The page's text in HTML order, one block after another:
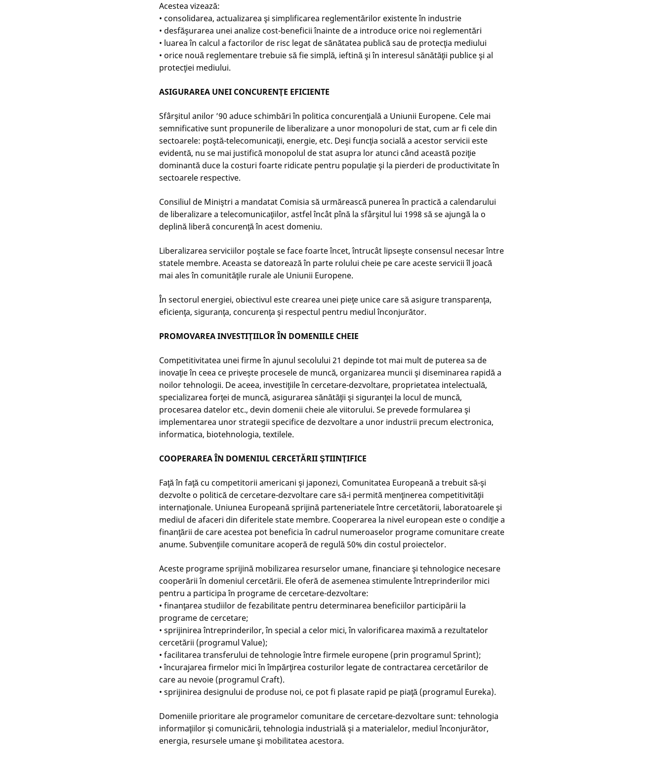
Acestea vizează:
• consolidarea, actualizarea şi simplificarea reglementărilor existente în industrie
• desfăşurarea unei analize cost-beneficii înainte de a introduce orice noi reglementări
• luarea în calcul a factorilor de risc legat de sănătatea publică sau de protecţia mediului
• orice nouă reglementare trebuie să fie simplă, ieftină şi în interesul sănătăţii publice şi al
protecţiei mediului.
ASIGURAREA UNEI CONCURENŢE EFICIENTE
Sfârşitul anilor ’90 aduce schimbări în politica concurenţială a Uniunii Europene. Cele mai
semnificative sunt propunerile de liberalizare a unor monopoluri de stat, cum ar fi cele din
sectoarele: poştă-telecomunicaţii, energie, etc. Deşi funcţia socială a acestor servicii este
evidentă, nu se mai justifică monopolul de stat asupra lor atunci când această poziţie
dominantă duce la costuri foarte ridicate pentru populaţie şi la pierderi de productivitate în
sectoarele respective.
Consiliul de Miniştri a mandatat Comisia să urmărească punerea în practică a calendarului
de liberalizare a telecomunicaţiilor, astfel încât pînă la sfârşitul lui 1998 să se ajungă la o
deplină liberă concurenţă în acest domeniu.
Liberalizarea serviciilor poştale se face foarte încet, întrucât lipseşte consensul necesar între
statele membre. Aceasta se datorează în parte rolului cheie pe care aceste servicii îl joacă
mai ales în comunităţile rurale ale Uniunii Europene.
În sectorul energiei, obiectivul este crearea unei pieţe unice care să asigure transparenţa,
eficienţa, siguranţa, concurenţa şi respectul pentru mediul înconjurător.
PROMOVAREA INVESTIŢIILOR ÎN DOMENIILE CHEIE
Competitivitatea unei firme în ajunul secolului 21 depinde tot mai mult de puterea sa de
inovaţie în ceea ce priveşte procesele de muncă, organizarea muncii şi diseminarea rapidă a
noilor tehnologii. De aceea, investiţiile în cercetare-dezvoltare, proprietatea intelectuală,
specializarea forţei de muncă, asigurarea sănătăţii şi siguranţei la locul de muncă,
procesarea datelor etc., devin domenii cheie ale viitorului. Se prevede formularea şi
implementarea unor strategii specifice de dezvoltare a unor industrii precum electronica,
informatica, biotehnologia, textilele.
COOPERAREA ÎN DOMENIUL CERCETĂRII ŞTIINŢIFICE
Faţă în faţă cu competitorii americani şi japonezi, Comunitatea Europeană a trebuit să-şi
dezvolte o politică de cercetare-dezvoltare care să-i permită menţinerea competitivităţii
internaţionale. Uniunea Europeană sprijină parteneriatele între cercetătorii, laboratoarele şi
mediul de afaceri din diferitele state membre. Cooperarea la nivel european este o condiţie a
finanţării de care acestea pot beneficia în cadrul numeroaselor programe comunitare create
anume. Subvenţiile comunitare acoperă de regulă 50% din costul proiectelor.
Aceste programe sprijină mobilizarea resurselor umane, financiare şi tehnologice necesare
cooperării în domeniul cercetării. Ele oferă de asemenea stimulente întreprinderilor mici
pentru a participa în programe de cercetare-dezvoltare:
• finanţarea studiilor de fezabilitate pentru determinarea beneficiilor participării la
programe de cercetare;
• sprijinirea întreprinderilor, în special a celor mici, în valorificarea maximă a rezultatelor
cercetării (programul Value);
• facilitarea transferului de tehnologie între firmele europene (prin programul Sprint);
• încurajarea firmelor mici în împărţirea costurilor legate de contractarea cercetărilor de
care au nevoie (programul Craft).
• sprijinirea designului de produse noi, ce pot fi plasate rapid pe piaţă (programul Eureka).
Domeniile prioritare ale programelor comunitare de cercetare-dezvoltare sunt: tehnologia
informaţiilor şi comunicării, tehnologia industrială şi a materialelor, mediul înconjurător,
energia, resursele umane şi mobilitatea acestora.